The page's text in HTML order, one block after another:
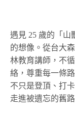
遇見 25 歲的「山
的想像。從台大
林教育講師，不
絡，尊重每一條
不只是登頂、打
走進被遺忘的舊